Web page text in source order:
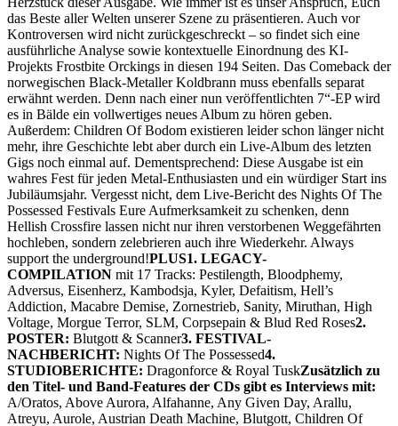
das Beste aller Welten unserer Szene zu präsentieren. Auch vor
Kontroversen wird nicht zurückgeschreckt – so findet sich eine
ausführliche Analyse sowie kontextuelle Einordnung des KI-
Projekts Frostbite Orckings in diesen 194 Seiten. Das Comeback der
norwegischen Black-Metaller Koldbrann muss ebenfalls separat
erwähnt werden. Denn nach einer nun veröffentlichten 7“-EP wird
es in Bälde ein vollwertiges neues Album zu hören geben.
Außerdem: Children Of Bodom existieren leider schon länger nicht
mehr, ihre Geschichte lebt aber durch ein Live-Album des letzten
Gigs noch einmal auf. Dementsprechend: Diese Ausgabe ist ein
wahres Fest für jeden Metal-Enthusiasten und ein würdiger Start ins
Jubiläumsjahr. Vergesst nicht, dem Live-Bericht des Nights Of The
Possessed Festivals Eure Aufmerksamkeit zu schenken, denn
Hellish Crossfire lassen nicht nur ihren verstorbenen Weggefährten
hochleben, sondern zelebrieren auch ihre Wiederkehr. Always
support the underground!PLUS1. LEGACY-
COMPILATION mit 17 Tracks: Pestilength, Bloodphemy,
Adversus, Eisenherz, Kambodsja, Kyler, Defaitism, Hell’s
Addiction, Macabre Demise, Zornestrieb, Sanity, Miruthan, High
Voltage, Morgue Terror, SLM, Corpsepain & Blud Red Roses2.
POSTER: Blutgott & Scanner3. FESTIVAL-
NACHBERICHT: Nights Of The Possessed4.
STUDIOBERICHTE: Dragonforce & Royal TuskZusätzlich zu
den Titel- und Band-Features der CDs gibt es Interviews mit:
A/Oratos, Above Aurora, Alfahanne, Any Given Day, Arallu,
Atreyu, Aurole, Austrian Death Machine, Blutgott, Children Of